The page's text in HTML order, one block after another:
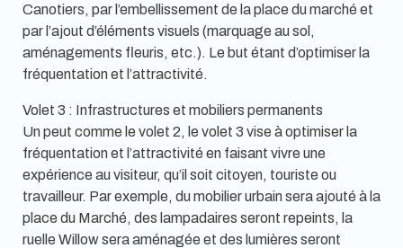
Canotiers, par l’embellissement de la place du marché et
par l’ajout d’éléments visuels (marquage au sol,
aménagements fleuris, etc.). Le but étant d’optimiser la
fréquentation et l’attractivité.
Volet 3 : Infrastructures et mobiliers permanents
Un peut comme le volet 2, le volet 3 vise à optimiser la
fréquentation et l’attractivité en faisant vivre une
expérience au visiteur, qu’il soit citoyen, touriste ou
travailleur. Par exemple, du mobilier urbain sera ajouté à la
place du Marché, des lampadaires seront repeints, la
ruelle Willow sera aménagée et des lumières seront